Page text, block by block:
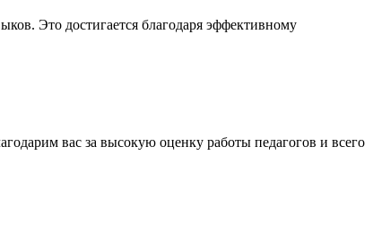
Это достигается благодаря эффективному
вас за высокую оценку работы педагогов и всего